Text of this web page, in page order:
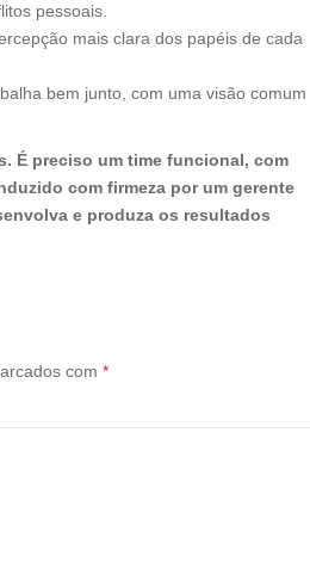
pessoais.
mais clara dos papéis de cada
bem junto, com uma visão comum
É preciso um time funcional, com
com firmeza por um gerente
e produza os resultados
com *